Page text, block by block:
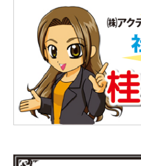
独立行政法人水資源機構利根川
と優秀技術者表彰を授与されま
https://www.teikoku-eng.co.jp/
2025.7.18
「株式会社テイコク」様のお知ら
愛知県内の中学生向けお仕事ブ
されました。
https://www.teikoku-eng.co.jp/
2025.6.27
「株式会社NDTアドヴァンス」
https://www.ind-blacklight.jp/